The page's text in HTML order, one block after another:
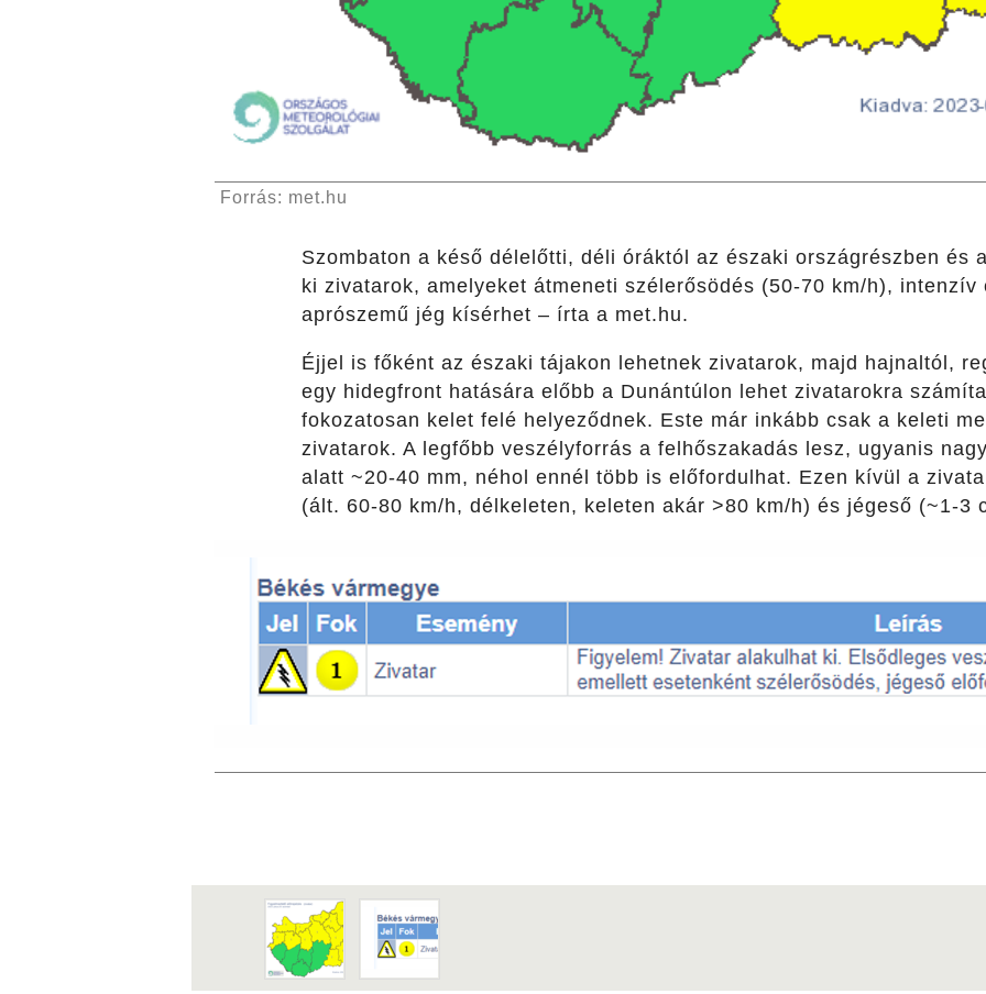
Forrás: met.hu
Szombaton a késő délelőtti, déli óráktól az északi országrészben és
ki zivatarok, amelyeket átmeneti szélerősödés (50-70 km/h), intenzív
aprószemű jég kísérhet – írta a met.hu.
Éjjel is főként az északi tájakon lehetnek zivatarok, majd hajnaltól,
egy hidegfront hatására előbb a Dunántúlon lehet zivatarokra
fokozatosan kelet felé helyeződnek. Este már inkább csak a keleti
zivatarok. A legfőbb veszélyforrás a felhőszakadás lesz, ugyanis
alatt ~20-40 mm, néhol ennél több is előfordulhat. Ezen kívül a
(ált. 60-80 km/h, délkeleten, keleten akár >80 km/h) és jégeső (~1-3